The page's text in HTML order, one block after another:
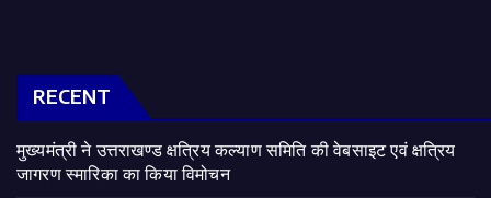
RECENT
मुख्यमंत्री ने उत्तराखण्ड क्षत्रिय कल्याण समिति की वेबसाइट एवं क्षत्रिय
जागरण स्मारिका का किया विमोचन